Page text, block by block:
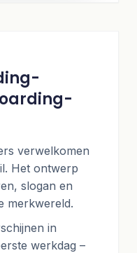
verwelkomen
Het ontwerp
slogan en
merkwereld.
in
werkdag –